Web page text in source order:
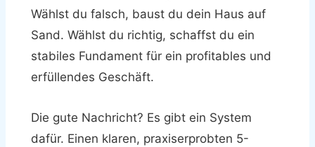
Wählst du falsch, baust du dein Haus auf
Sand. Wählst du richtig, schaffst du ein
stabiles Fundament für ein profitables und
erfüllendes Geschäft.
Die gute Nachricht? Es gibt ein System
dafür. Einen klaren, praxiserprobten 5-